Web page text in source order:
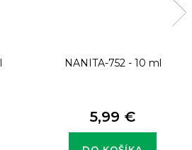
NANITA-752 - 10 ml
5,99 €